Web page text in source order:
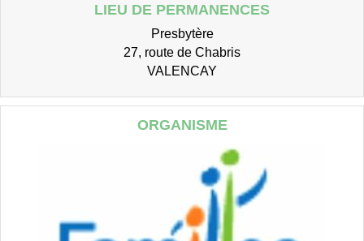
LIEU DE PERMANENCES
Presbytère
27, route de Chabris
VALENCAY
ORGANISME